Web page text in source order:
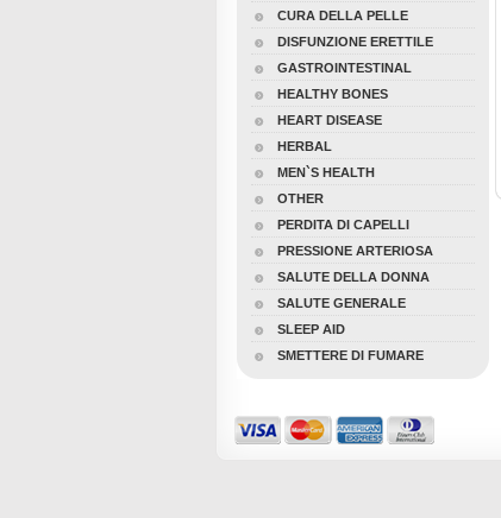
CURA DELLA PELLE
DISFUNZIONE ERETTILE
GASTROINTESTINAL
HEALTHY BONES
HEART DISEASE
HERBAL
MEN`S HEALTH
OTHER
PERDITA DI CAPELLI
PRESSIONE ARTERIOSA
SALUTE DELLA DONNA
SALUTE GENERALE
SLEEP AID
SMETTERE DI FUMARE